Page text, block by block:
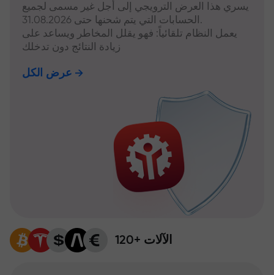
يسري هذا العرض الترويجي إلى أجل غير مسمى لجميع
الحسابات التي يتم شحنها حتى 31.08.2026.
يعمل النظام تلقائياً: فهو يقلل المخاطر ويساعد على
زيادة النتائج دون تدخلك
عرض الكل
120+ الآلات